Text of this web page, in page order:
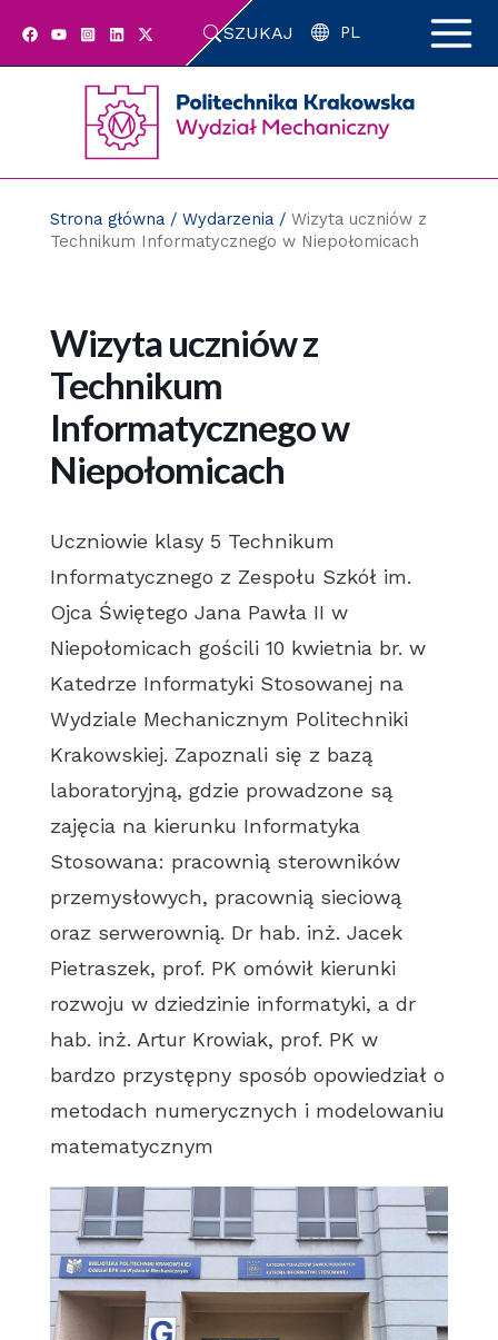
SZUKAJ PL
Strona główna/ Wydarzenia/ Wizyta uczniów z
Technikum Informatycznego w Niepołomicach
Wizyta uczniów z
Technikum
Informatycznego w
Niepołomicach
Uczniowie klasy 5 Technikum
Informatycznego z Zespołu Szkół im.
Ojca Świętego Jana Pawła II w
Niepołomicach gościli 10 kwietnia br. w
Katedrze Informatyki Stosowanej na
Wydziale Mechanicznym Politechniki
Krakowskiej. Zapoznali się z bazą
laboratoryjną, gdzie prowadzone są
zajęcia na kierunku Informatyka
Stosowana: pracownią sterowników
przemysłowych, pracownią sieciową
oraz serwerownią. Dr hab. inż. Jacek
Pietraszek, prof. PK omówił kierunki
rozwoju w dziedzinie informatyki, a dr
hab. inż. Artur Krowiak, prof. PK w
bardzo przystępny sposób opowiedział o
metodach numerycznych i modelowaniu
matematycznym